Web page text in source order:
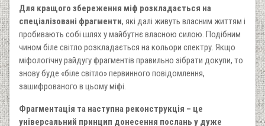
Для кращого збереження міф розкладається на
спеціалізовані фрагменти, які далі живуть власним життям і
пробивають собі шлях у майбутнє власною силою. Подібним
чином біле світло розкладається на кольори спектру. Якщо
міфологічну райдугу фрагментів правильно зібрати докупи, то
знову буде «біле світло» первинного повідомлення,
зашифрованого в цьому міфі.
Фрагментація та наступна реконструкція – це
універсальний принцип донесення послань у дуже